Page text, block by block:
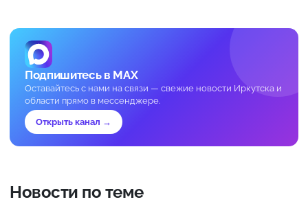
Подпишитесь в MAX
Оставайтесь с нами на связи — свежие новости Иркутска и
области прямо в мессенджере.
Открыть канал →
Новости по теме